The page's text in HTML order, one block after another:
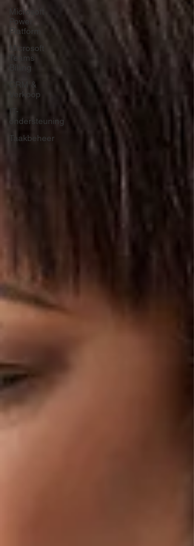
Microsoft
Power
Platform
Microsoft
Teams
Billing
CRM &
Verkoop
IT-
ondersteuning
Taakbeheer